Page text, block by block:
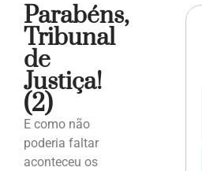
Parabéns,
Tribunal
de
Justiça!
(2)
E como não
poderia faltar
aconteceu os